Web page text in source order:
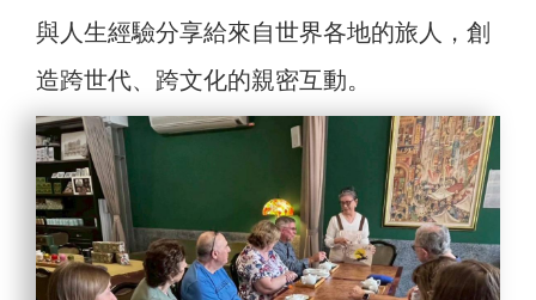
與人生經驗分享給來自世界各地的旅人，創
造跨世代、跨文化的親密互動。